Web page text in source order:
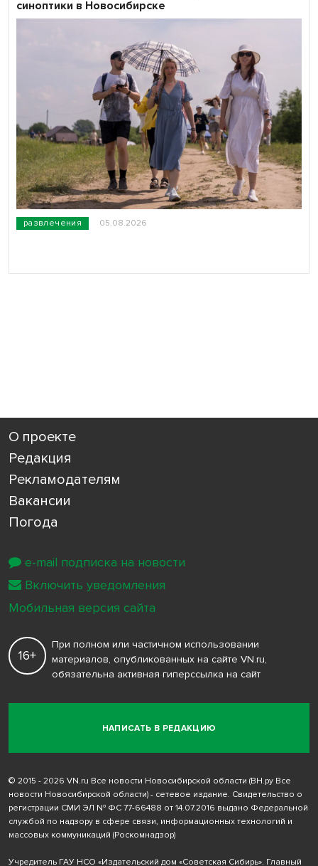
развлечения 05.08.2026
синоптики в Новосибирске
О проекте
Редакция
Рекламодателям
Вакансии
Погода
НАПИСАТЬ В РЕДАКЦИЮ
16+
При полном или частичном использовании
материалов, опубликованных на сайте VN.ru,
обязательна активная гиперссылка на сайт
© 2015 - 2026 VN.ru Все новости Новосибирской области (ВН.ру Все
новости Новосибирской области) - сетевое издание. Свидетельство о
регистрации СМИ ЭЛ № ФС 77-66488 от 14.07.2016 выдано Федеральной
службой по надзору в сфере связи, информационных технологий и
массовых коммуникаций (Роскомнадзор)
Учредитель ГАУ НСО «Издательский дом «Советская Сибирь». Главный
e-mail подписка на новости
Включить уведомления
Мобильная версия сайта